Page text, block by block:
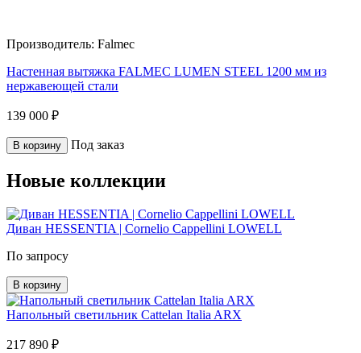
Производитель: Falmec
Настенная вытяжка FALMEC LUMEN STEEL 1200 мм из
нержавеющей стали
139 000 ₽
В корзину Под заказ
Новые коллекции
Диван HESSENTIA | Cornelio Cappellini LOWELL
По запросу
В корзину
Напольный светильник Cattelan Italia ARX
217 890 ₽